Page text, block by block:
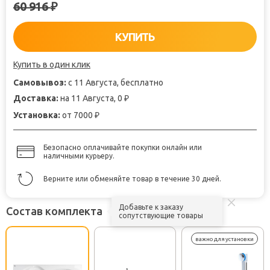
60 916₽
КУПИТЬ
Купить в один клик
Самовывоз: с 11 Августа, бесплатно
Доставка: на 11 Августа, 0 ₽
Установка: от 7000 ₽
Безопасно оплачивайте покупки онлайн или
наличными курьеру.
Верните или обменяйте товар в течение 30 дней.
Состав комплекта
Добавьте к заказу
сопутствующие товары